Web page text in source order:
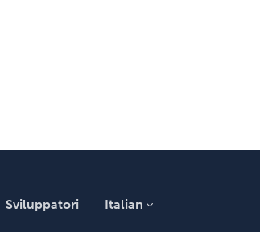
Sviluppatori Italian